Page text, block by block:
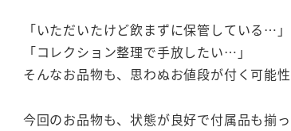
「いただいたけど飲まずに保管している…」
「コレクション整理で手放したい…」
そんなお品物も、思わぬお値段が付く可能
今回のお品物も、状態が良好で付属品も揃